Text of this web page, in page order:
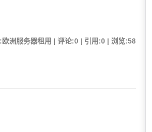
洲服务器租用 | 评论:0 | 引用:0 | 浏览:58